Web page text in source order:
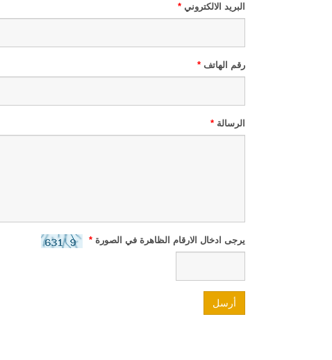
البريد الالكتروني *
رقم الهاتف *
الرسالة *
يرجى ادخال الارقام الظاهرة في الصورة *
أرسل